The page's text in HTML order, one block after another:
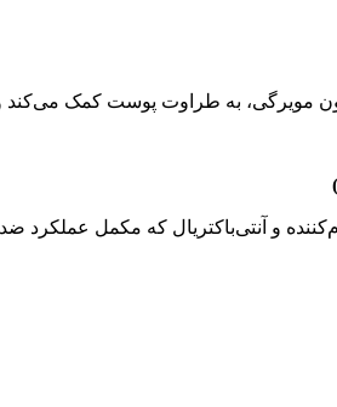
مویرگی، به طراوت پوست کمک می‌کند
و آنتی‌باکتریال که مکمل عملکرد